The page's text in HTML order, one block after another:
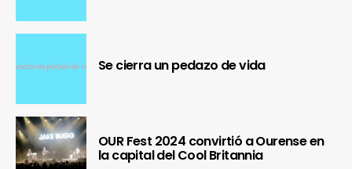
Se cierra un pedazo de vida
OUR Fest 2024 convirtió a Ourense en
la capital del Cool Britannia